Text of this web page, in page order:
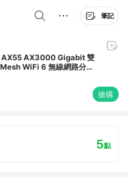
筆記
AX3000 Gigabit 雙
WiFi 6 無線網路分享
搶購
5點